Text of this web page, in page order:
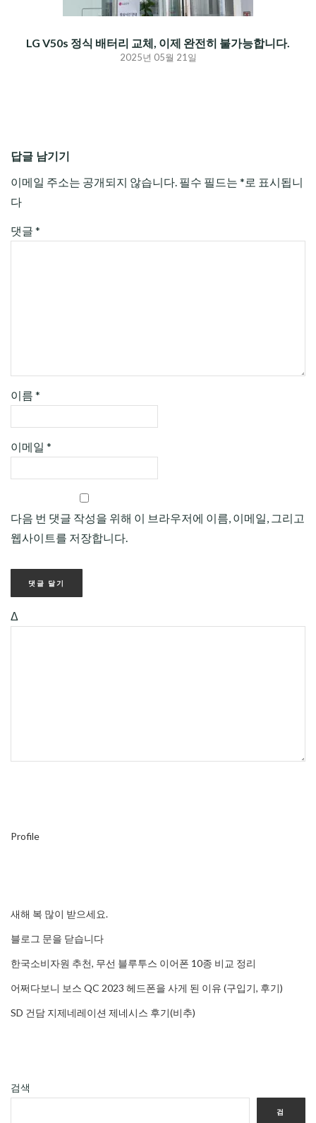
LG V50s 정식 배터리 교체, 이제 완전히 불가능합니다.
2025년 05월 21일
답글 남기기
이메일 주소는 공개되지 않습니다. 필수 필드는 * 로 표시됩니
다
댓글 *
이름 *
이메일 *
다음 번 댓글 작성을 위해 이 브라우저에 이름, 이메일, 그리고
웹사이트를 저장합니다.
Δ
Profile
새해 복 많이 받으세요.
블로그 문을 닫습니다
한국소비자원 추천, 무선 블루투스 이어폰 10종 비교 정리
어쩌다보니 보스 QC 2023 헤드폰을 사게 된 이유 (구입기, 후기)
SD 건담 지제네레이션 제네시스 후기(비추)
검색
검